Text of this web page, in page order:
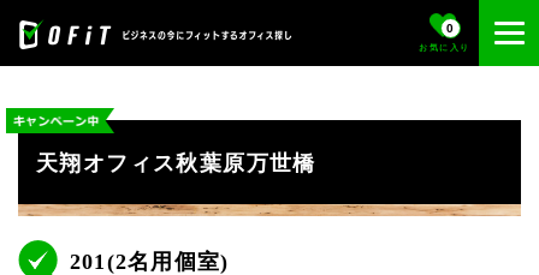
お気に入り
0
天翔オフィス秋葉原万世橋
201(2名用個室)